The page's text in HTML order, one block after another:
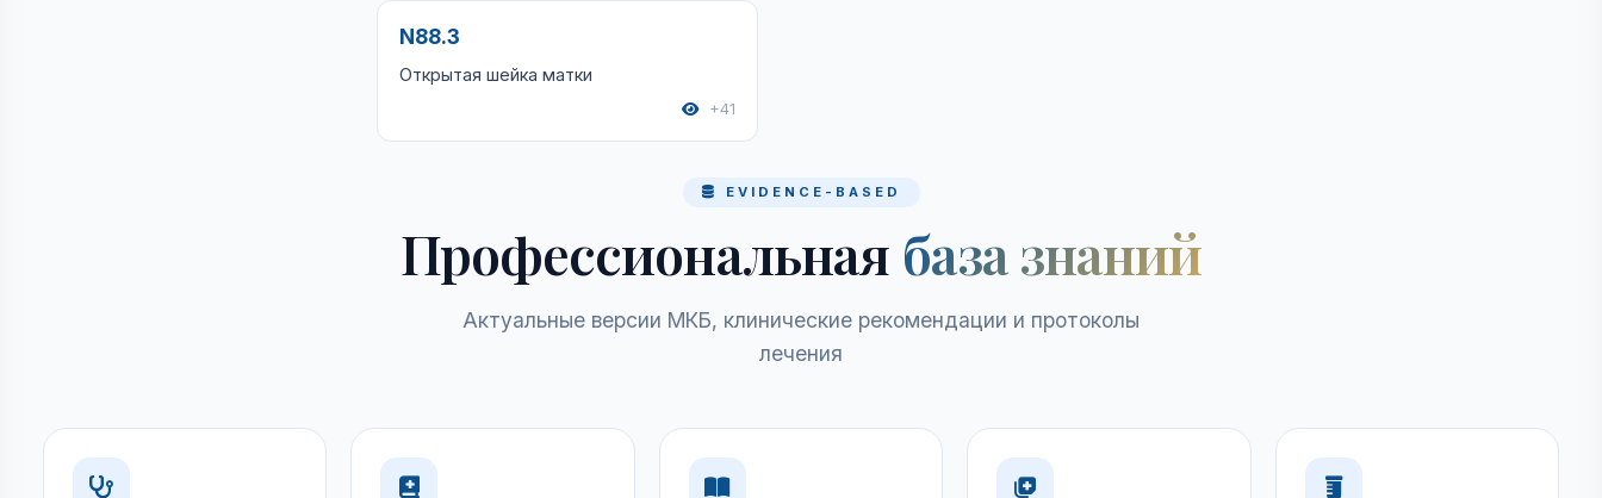
N88.3
Открытая шейка матки
+41
EVIDENCE-BASED
Профессиональная база знаний
Актуальные версии МКБ, клинические рекомендации и протоколы
лечения